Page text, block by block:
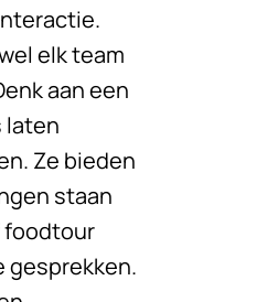
elk team
aan een
laten
Ze bieden
staan
foodtour
gesprekken.